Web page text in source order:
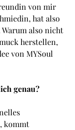
von mir
hat also
also nicht
herstellen,
von MYSoul
genau?
kommt